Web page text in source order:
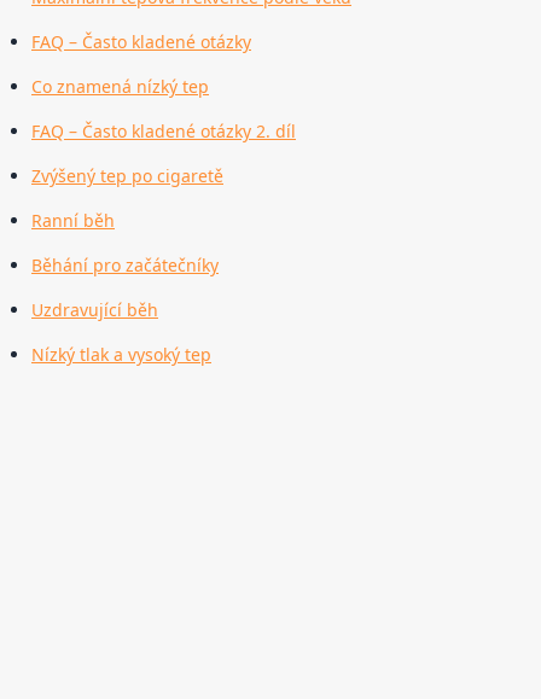
FAQ – Často kladené otázky
Co znamená nízký tep
FAQ – Často kladené otázky 2. díl
Zvýšený tep po cigaretě
Ranní běh
Běhání pro začátečníky
Uzdravující běh
Nízký tlak a vysoký tep